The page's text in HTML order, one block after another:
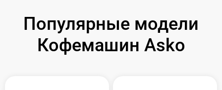
Популярные модели
Кофемашин Asko